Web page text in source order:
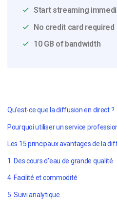
Start streaming
No credit card required
10 GB of bandwidth
Qu'est-ce que la diffusion en direct ?
Pourquoi utiliser un service
1. Des cours d'eau de grande qualité
4. Facilité et commodité
5. Suivi analytique